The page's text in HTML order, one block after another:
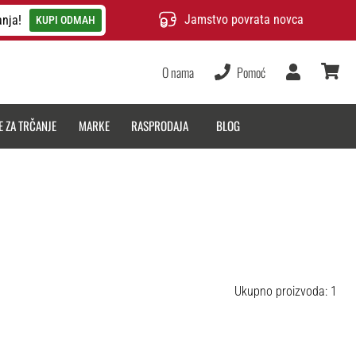
KUPI ODMAH Jamstvo povrata novca
O nama Pomoć
Korisnik
ZA TRČANJE MARKE RASPRODAJA BLOG
Ukupno proizvoda: 1